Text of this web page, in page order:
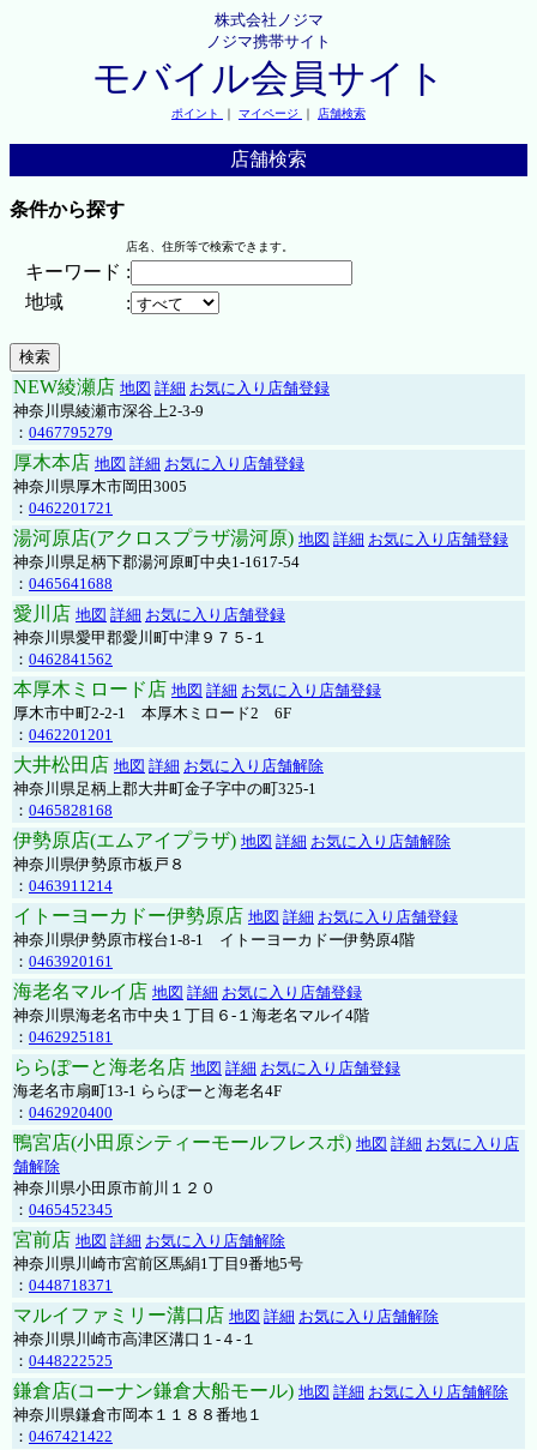
株式会社ノジマ
ノジマ携帯サイト
モバイル会員サイト
ポイント ｜ マイページ ｜ 店舗検索
店舗検索
条件から探す
店名、住所等で検索できます。
キーワード :
地域
:
NEW綾瀬店 地図 詳細 お気に入り店舗登録
神奈川県綾瀬市深谷上2-3-9
： 0467795279
厚木本店 地図 詳細 お気に入り店舗登録
神奈川県厚木市岡田3005
： 0462201721
湯河原店(アクロスプラザ湯河原) 地図 詳細 お気に入り店舗登録
神奈川県足柄下郡湯河原町中央1-1617-54
： 0465641688
愛川店 地図 詳細 お気に入り店舗登録
神奈川県愛甲郡愛川町中津９７５-１
： 0462841562
本厚木ミロード店 地図 詳細 お気に入り店舗登録
厚木市中町2-2-1 本厚木ミロード2 6F
： 0462201201
大井松田店 地図 詳細 お気に入り店舗解除
神奈川県足柄上郡大井町金子字中の町325-1
： 0465828168
伊勢原店(エムアイプラザ) 地図 詳細 お気に入り店舗解除
神奈川県伊勢原市板戸８
： 0463911214
イトーヨーカドー伊勢原店 地図 詳細 お気に入り店舗登録
神奈川県伊勢原市桜台1-8-1 イトーヨーカドー伊勢原4階
： 0463920161
海老名マルイ店 地図 詳細 お気に入り店舗登録
神奈川県海老名市中央１丁目６-１海老名マルイ4階
： 0462925181
ららぽーと海老名店 地図 詳細 お気に入り店舗登録
海老名市扇町13-1 ららぽーと海老名4F
： 0462920400
鴨宮店(小田原シティーモールフレスポ) 地図 詳細 お気に入り店
舗解除
神奈川県小田原市前川１２０
： 0465452345
宮前店 地図 詳細 お気に入り店舗解除
神奈川県川崎市宮前区馬絹1丁目9番地5号
： 0448718371
マルイファミリー溝口店 地図 詳細 お気に入り店舗解除
神奈川県川崎市高津区溝口１-４-１
： 0448222525
鎌倉店(コーナン鎌倉大船モール) 地図 詳細 お気に入り店舗解除
神奈川県鎌倉市岡本１１８８番地１
： 0467421422